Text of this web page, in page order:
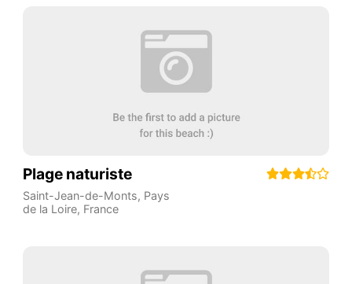
Plage naturiste
Saint-Jean-de-Monts, Pays
de la Loire, France